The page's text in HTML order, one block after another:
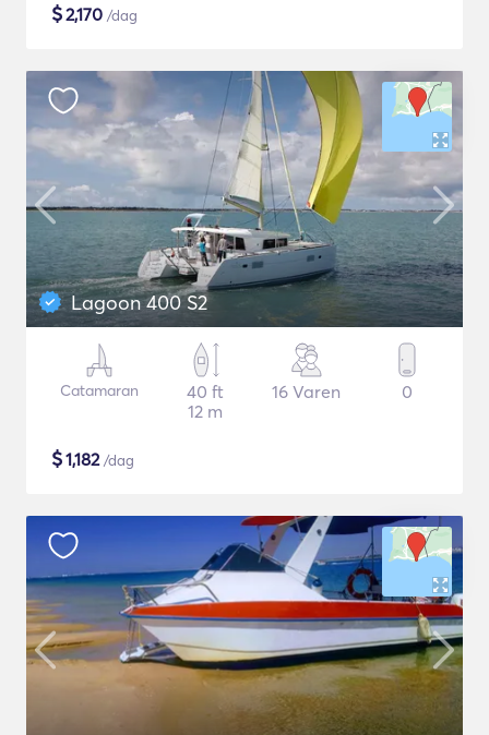
$2,170 /dag
Lagoon 400 S2
Catamaran
40 ft
12 m
16 Varen 0
$1,182/dag